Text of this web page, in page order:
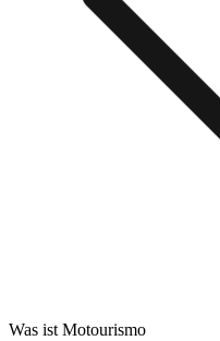
Was ist Motourismo